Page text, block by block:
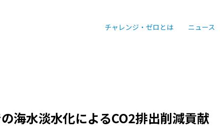
チャレンジ・ゼロとは
ニュース
海水淡水化によるCO2排出削減貢献